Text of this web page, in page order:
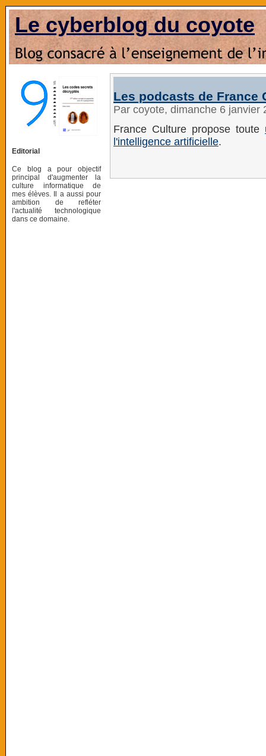
Le cyberblog du coyote
Editorial
Ce blog a pour objectif
principal d'augmenter la
culture informatique de
mes élèves. Il a aussi pour
ambition de refléter
l'actualité technologique
dans ce domaine.
Les podcasts de France
Par coyote, dimanche 6 janvier
France Culture propose toute
l'intelligence artificielle.